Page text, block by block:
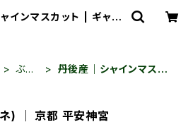
インマスカット | ギャル
ぶど
丹後産｜シャインマスカ
) ｜ 京都 平安神宮